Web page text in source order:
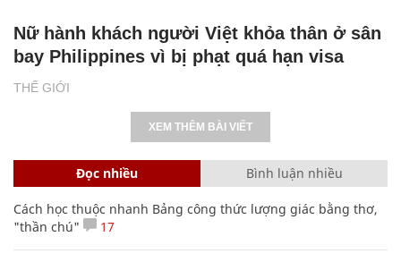
THẾ GIỚI
Nữ hành khách người Việt khỏa thân ở sân
bay Philippines vì bị phạt quá hạn visa
XEM THÊM BÀI VIẾT
Đọc nhiều Bình luận nhiều
Cách học thuộc nhanh Bảng công thức lượng giác bằng thơ,
"thần chú"
17